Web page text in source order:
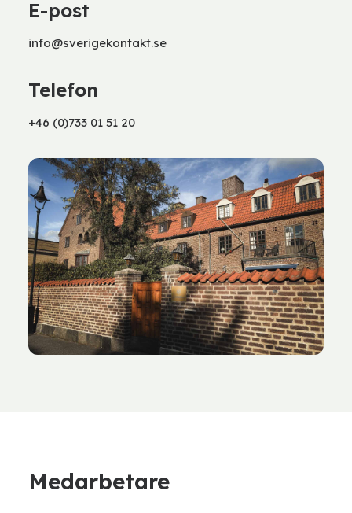
E-post
info@sverigekontakt.se
Telefon
+46 (0)733 01 51 20
Medarbetare